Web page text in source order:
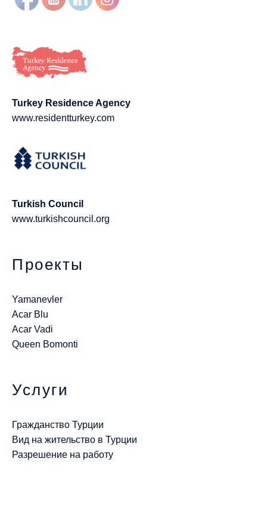
Turkey Residence Agency
www.residentturkey.com
Turkish Council
www.turkishcouncil.org
Проекты
Yamanevler
Acar Blu
Acar Vadi
Queen Bomonti
Услуги
Гражданство Турции
Вид на жительство в Турции
Разрешение на работу